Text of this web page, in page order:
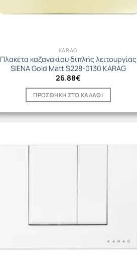
KARAG
Πλακέτα καζανακίου διπλής λειτουργίας
SIENA Gold Matt S228-0130 KARAG
26.88€
ΠΡΟΣΘΉΚΗ ΣΤΟ ΚΑΛΆΘΙ